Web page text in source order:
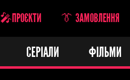
🎤ПРОЄКТИ 👔 ЗАМОВЛЕННЯ
СЕРІАЛИ ФІЛЬМИ